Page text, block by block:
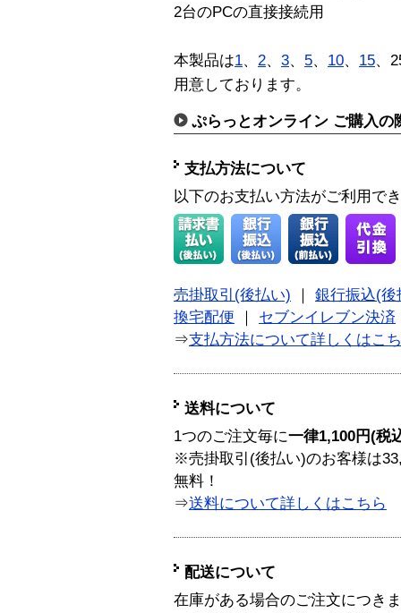
2台のPCの直接接続用
本製品は1、 2、 3、 5、 10、 15、
用意しております。
ぷらっとオンライン ご購入の
支払方法について
以下のお支払い方法がご利用で
売掛取引(後払い)
銀行振込(後
換宅配便
セブンイレブン決済
⇒支払方法について詳しくはこ
送料について
1つのご注文毎に一律1,100円(税
※売掛取引(後払い)のお客様は
無料！
⇒送料について詳しくはこちら
配送について
在庫がある場合のご注文につき